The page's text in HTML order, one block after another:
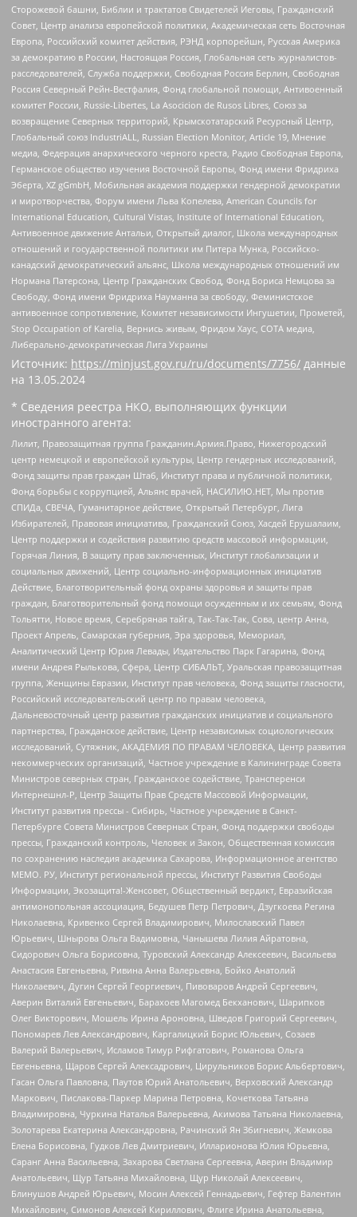
Сторожевой башни, Библии и трактатов Свидетелей Иеговы, Гражданский
Совет, Центр анализа европейской политики, Академическая сеть Восточная
Европа, Российский комитет действия, РЭНД корпорейшн, Русская Америка
за демократию в России, Настоящая Россия, Глобальная сеть журналистов-
расследователей, Служба поддержки, Свободная Россия Берлин, Свободная
Россия Северный Рейн-Вестфалия, Фонд глобальной помощи, Антивоенный
комитет России, Russie-Libertes, La Asocicion de Rusos Libres, Союз за
возвращение Северных территорий, Крымскотатарский Ресурсный Центр,
Глобальный союз IndustriALL, Russian Election Monitor, Article 19, Мнение
медиа, Федерация анархического черного креста, Радио Свободная Европа,
Германское общество изучения Восточной Европы, Фонд имени Фридриха
Эберта, XZ gGmbH, Мобильная академия поддержки гендерной демократии
и миротворчества, Форум имени Льва Копелева, American Councils for
International Education, Cultural Vistas, Institute of International Education,
Антивоенное движение Антальи, Открытый диалог, Школа международных
отношений и государственной политики им Питера Мунка, Российско-
канадский демократический альянс, Школа международных отношений им
Нормана Патерсона, Центр Гражданских Свобод, Фонд Бориса Немцова за
Свободу, Фонд имени Фридриха Науманна за свободу, Феминистское
антивоенное сопротивление, Комитет независимости Ингушетии, Прометей,
Stop Occupation of Karelia, Вернись живым, Фридом Хаус, СОТА медиа,
Либерально-демократическая Лига Украины
Источник: https://minjust.gov.ru/ru/documents/7756/ данные
на 13.05.2024
* Сведения реестра НКО, выполняющих функции
иностранного агента:
Лилит, Правозащитная группа Гражданин.Армия.Право, Нижегородский
центр немецкой и европейской культуры, Центр гендерных исследований,
Фонд защиты прав граждан Штаб, Институт права и публичной политики,
Фонд борьбы с коррупцией, Альянс врачей, НАСИЛИЮ.НЕТ, Мы против
СПИДа, СВЕЧА, Гуманитарное действие, Открытый Петербург, Лига
Избирателей, Правовая инициатива, Гражданский Союз, Хасдей Ерушалаим,
Центр поддержки и содействия развитию средств массовой информации,
Горячая Линия, В защиту прав заключенных, Институт глобализации и
социальных движений, Центр социально-информационных инициатив
Действие, Благотворительный фонд охраны здоровья и защиты прав
граждан, Благотворительный фонд помощи осужденным и их семьям, Фонд
Тольятти, Новое время, Серебряная тайга, Так-Так-Так, Сова, центр Анна,
Проект Апрель, Самарская губерния, Эра здоровья, Мемориал,
Аналитический Центр Юрия Левады, Издательство Парк Гагарина, Фонд
имени Андрея Рылькова, Сфера, Центр СИБАЛЬТ, Уральская правозащитная
группа, Женщины Евразии, Институт прав человека, Фонд защиты гласности,
Российский исследовательский центр по правам человека,
Дальневосточный центр развития гражданских инициатив и социального
партнерства, Гражданское действие, Центр независимых социологических
исследований, Сутяжник, АКАДЕМИЯ ПО ПРАВАМ ЧЕЛОВЕКА, Центр развития
некоммерческих организаций, Частное учреждение в Калининграде Совета
Министров северных стран, Гражданское содействие, Трансперенси
Интернешнл-Р, Центр Защиты Прав Средств Массовой Информации,
Институт развития прессы - Сибирь, Частное учреждение в Санкт-
Петербурге Совета Министров Северных Стран, Фонд поддержки свободы
прессы, Гражданский контроль, Человек и Закон, Общественная комиссия
по сохранению наследия академика Сахарова, Информационное агентство
МЕМО. РУ, Институт региональной прессы, Институт Развития Свободы
Информации, Экозащита!-Женсовет, Общественный вердикт, Евразийская
антимонопольная ассоциация, Бедушев Петр Петрович, Дзугкоева Регина
Николаевна, Кривенко Сергей Владимирович, Милославский Павел
Юрьевич, Шнырова Ольга Вадимовна, Чанышева Лилия Айратовна,
Сидорович Ольга Борисовна, Туровский Александр Алексеевич, Васильева
Анастасия Евгеньевна, Ривина Анна Валерьевна, Бойко Анатолий
Николаевич, Дугин Сергей Георгиевич, Пивоваров Андрей Сергеевич,
Аверин Виталий Евгеньевич, Барахоев Магомед Бекханович, Шарипков
Олег Викторович, Мошель Ирина Ароновна, Шведов Григорий Сергеевич,
Пономарев Лев Александрович, Каргалицкий Борис Юльевич, Созаев
Валерий Валерьевич, Исламов Тимур Рифгатович, Романова Ольга
Евгеньевна, Щаров Сергей Алексадрович, Цирульников Борис Альбертович,
Гасан Ольга Павловна, Паутов Юрий Анатольевич, Верховский Александр
Маркович, Пислакова-Паркер Марина Петровна, Кочеткова Татьяна
Владимировна, Чуркина Наталья Валерьевна, Акимова Татьяна Николаевна,
Золотарева Екатерина Александровна, Рачинский Ян Збигневич, Жемкова
Елена Борисовна, Гудков Лев Дмитриевич, Илларионова Юлия Юрьевна,
Саранг Анна Васильевна, Захарова Светлана Сергеевна, Аверин Владимир
Анатольевич, Щур Татьяна Михайловна, Щур Николай Алексеевич,
Блинушов Андрей Юрьевич, Мосин Алексей Геннадьевич, Гефтер Валентин
Михайлович, Симонов Алексей Кириллович, Флиге Ирина Анатольевна,